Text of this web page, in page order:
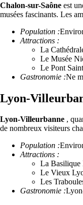
Chalon-sur-Saône est
musées fascinants. Les
Population :
Attractions :
La
Le Musée
Le Pont
Gastronomie :Ne
Lyon-
Lyon-Villeurbanne ,
de nombreux visiteurs
Population :
Attractions :
La Basilique
Le Vieux
Les
Gastronomie :